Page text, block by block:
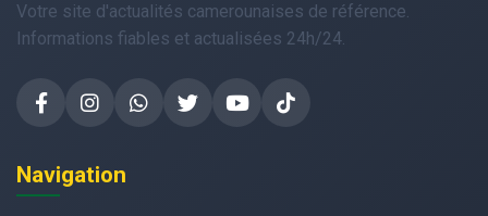
Votre site d'actualités camerounaises de référence.
Informations fiables et actualisées 24h/24.
Navigation